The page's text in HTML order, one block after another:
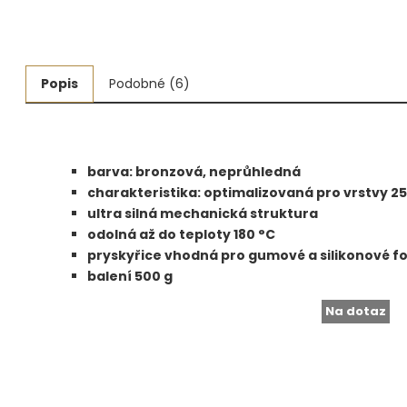
Fasování a gravírování
Základní vybavení dílny
Navlékací nitě, struny, podložky
3D technologie
Smalty, UV barvy, patiny
Popis Podobné (6)
barva: bronzová, neprůhledná
charakteristika: optimalizovaná pro vrstvy 25
ultra silná mechanická struktura
odolná až do teploty 180 °C
pryskyřice vhodná pro gumové a silikonové
balení 500 g
Na dotaz